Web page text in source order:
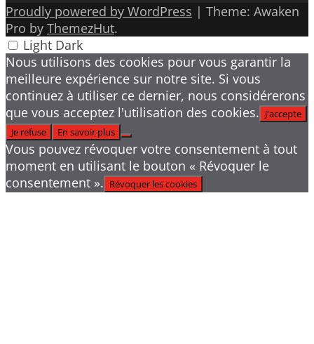
Proudly powered by WordPress | Theme: Awaken
Pro by ThemezHut.
Light Dark
Nous utilisons des cookies pour vous garantir la
meilleure expérience sur notre site. Si vous
continuez à utiliser ce dernier, nous considérerons
que vous acceptez l'utilisation des cookies. J'accepte
Je refuse
En savoir plus
Vous pouvez révoquer votre consentement à tout
moment en utilisant le bouton « Révoquer le
consentement ». Révoquer les cookies